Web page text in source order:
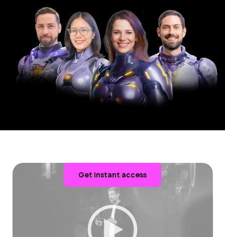
Get instant access